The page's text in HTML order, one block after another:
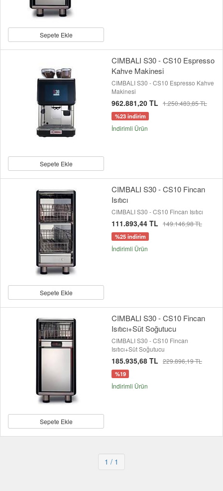
Sepete Ekle
Sepete Ekle
CIMBALI S30 - CS10 Espresso
Kahve Makinesi
CIMBALI S30 - CS10 Espresso Kahve
Makinesi
962.881,20 TL 1.250.483,85 TL
%23 indirim
İndirimli Ürün
Sepete Ekle
CIMBALI S30 - CS10 Fincan
Isıtıcı
CIMBALI S30 - CS10 Fincan Isıtıcı
111.893,44 TL 149.146,98 TL
%25 indirim
İndirimli Ürün
Sepete Ekle
CIMBALI S30 - CS10 Fincan
Isıtıcı+Süt Soğutucu
CIMBALI S30 - CS10 Fincan
Isıtıcı+Süt Soğutucu
185.935,68 TL 229.896,19 TL
%19
İndirimli Ürün
1 / 1